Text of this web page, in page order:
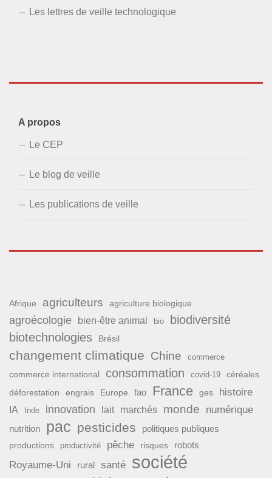
Les lettres de veille technologique
A propos
Le CEP
Le blog de veille
Les publications de veille
Afrique agriculteurs agriculture biologique
agroécologie bien-être animal bio
biodiversité
biotechnologies
Brésil
changement climatique Chine commerce
commerce international consommation covid-19 céréales
déforestation engrais Europe fao France ges histoire
IA Inde innovation lait marchés monde numérique
nutrition pac pesticides politiques publiques
productions productivité pêche risques robots
Royaume-Uni rural santé société